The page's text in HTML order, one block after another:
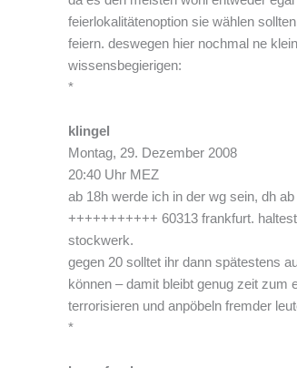
feierlokalitätenoption sie wählen
feiern. deswegen hier nochmal ne
wissensbegierigen:
*
klingel
Montag, 29. Dezember 2008
20:40 Uhr MEZ
ab 18h werde ich in der wg sein, dh
+++++++++++ 60313 frankfurt.
stockwerk.
gegen 20 solltet ihr dann spätestens
können – damit bleibt genug zeit
terrorisieren und anpöbeln fremder
*